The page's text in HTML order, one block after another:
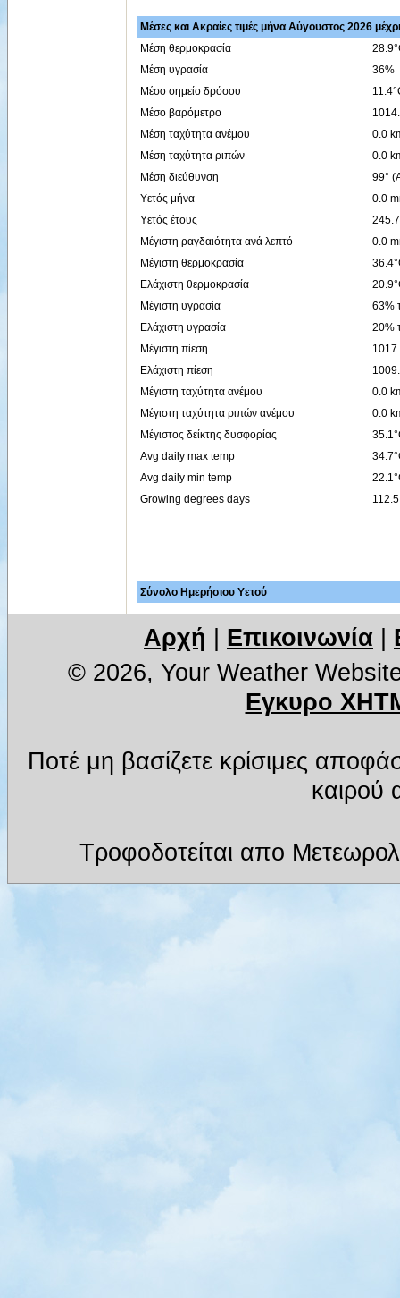
Μέσες και Ακραίες τιμές μήνα Αύγουστος 2026
Μέση θερμοκρασία
Μέση υγρασία
36%
Μέσο σημείο δρόσου
Μέσο βαρόμετρο
Μέση ταχύτητα ανέμου
0.0
Μέση ταχύτητα ριπών
0.0
Μέση διεύθυνση
99°
Υετός μήνα
0.0
Υετός έτους
Μέγιστη ραγδαιότητα ανά λεπτό
0.0
Μέγιστη θερμοκρασία
Ελάχιστη θερμοκρασία
Μέγιστη υγρασία
63%
Ελάχιστη υγρασία
20%
Μέγιστη πίεση
Ελάχιστη πίεση
Μέγιστη ταχύτητα ανέμου
0.0
Μέγιστη ταχύτητα ριπών ανέμου
0.0
Μέγιστος δείκτης δυσφορίας
Avg daily max temp
Avg daily min temp
Growing degrees days
Σύνολο Ημερήσιου Υετού
Αρχή Επικοινωνία
© 2026, Your Weather
Εγκυρο
Ποτέ μη βασίζετε κρίσιμες
καιρού
Τροφοδοτείται απο